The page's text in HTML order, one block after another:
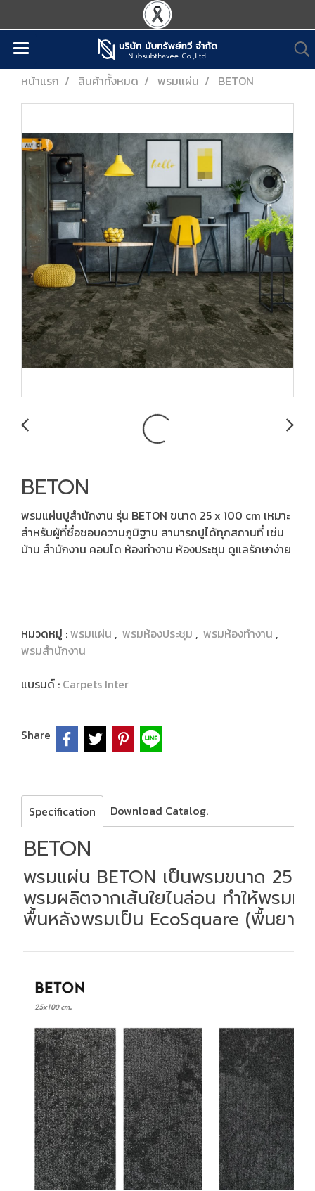
หน้าแรก สินค้าทั้งหมด พรมแผ่น BETON
BETON
พรมแผ่นปูสำนักงาน รุ่น BETON ขนาด 25 x 100 cm เหมาะ
สำหรับผู้ที่ชื่อชอบความภูมิฐาน สามารถปูได้ทุกสถานที่ เช่น
บ้าน สำนักงาน คอนโด ห้องทำงาน ห้องประชุม ดูแลรักษาง่าย
หมวดหมู่ :พรมแผ่น , พรมห้องประชุม , พรมห้องทำงาน ,
พรมสำนักงาน
แบรนด์ : Carpets Inter
Share
Specification Download Catalog.
BETON
พรมแผ่น BETON เป็นพรมขนาด 25
พรมผลิตจากเส้นใยไนล่อน ทำให้พรมมี
พื้นหลังพรมเป็น EcoSquare (พื้นยาง